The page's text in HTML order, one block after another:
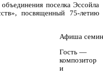
поселка Эссойла
посвященный 75-летию
Афиша
Гость —
композитор
и